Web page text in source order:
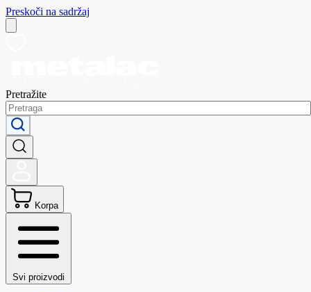
Preskoči na sadržaj
Pretražite
Korpa
Svi proizvodi